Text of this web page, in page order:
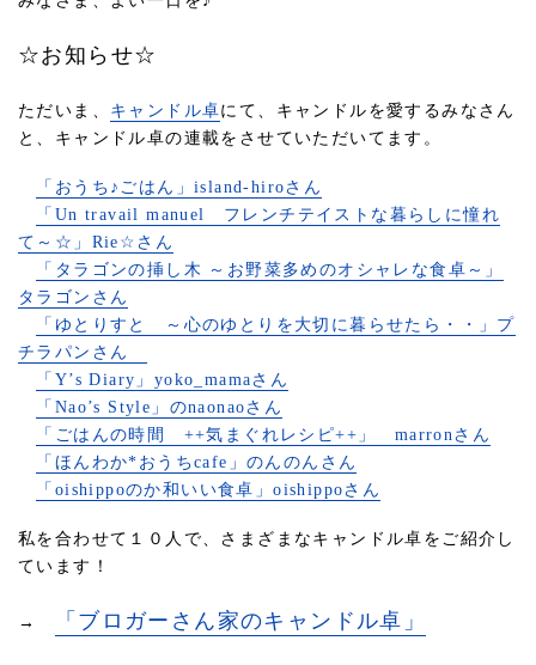
☆お知らせ☆
ただいま、 キャンドル卓にて、キャンドルを愛するみなさん
と、キャンドル卓の連載をさせていただいてます。
「おうち♪ごはん」island-hiroさん
「Un travail manuel フレンチテイストな暮らしに憧れ
て～☆」Rie☆さん
「タラゴンの挿し木 ～お野菜多めのオシャレな食卓～」
タラゴンさん
「ゆとりすと ～心のゆとりを大切に暮らせたら・・」プ
チラパンさん
「Y’s Diary」yoko_mamaさん
「Nao’s Style」のnaonaoさん
「ごはんの時間 ++気まぐれレシピ++」 marronさん
「ほんわか*おうちcafe」のんのんさん
「oishippoのか和いい食卓」oishippoさん
私を合わせて１０人で、さまざまなキャンドル卓をご紹介し
ています！
→ 「ブロガーさん家のキャンドル卓」